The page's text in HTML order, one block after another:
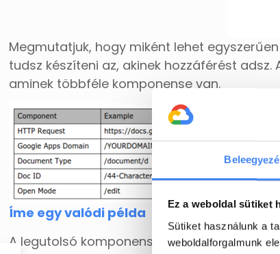
Ez a weboldal sütiket
Sütiket használunk a
weboldalforgalmunk
Megmutatjuk, hogy miként lehet
tudsz készíteni az, akinek hozzáférést
aminek többféle komponense van.
Íme egy valódi példa
A legutolsó komponense a webcímnek